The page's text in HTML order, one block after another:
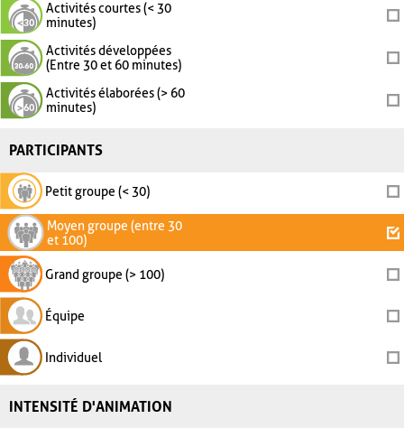
Activités courtes (< 30
minutes)
Activités développées
(Entre 30 et 60 minutes)
Activités élaborées (> 60
minutes)
PARTICIPANTS
Petit groupe (< 30)
Moyen groupe (entre 30
et 100)
Grand groupe (> 100)
Équipe
Individuel
INTENSITÉ D'ANIMATION